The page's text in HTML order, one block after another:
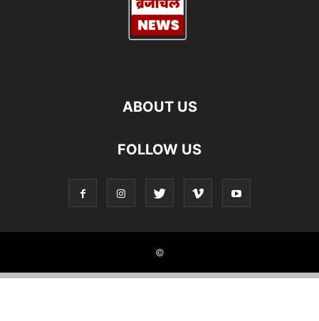
ABOUT US
FOLLOW US
©